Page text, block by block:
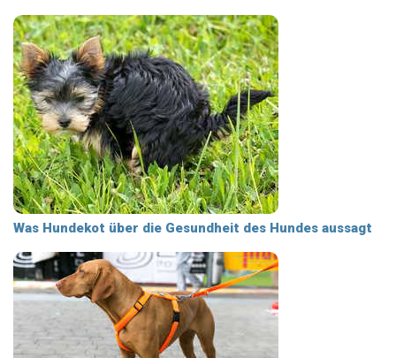
Was Hundekot über die Gesundheit des Hundes aussagt